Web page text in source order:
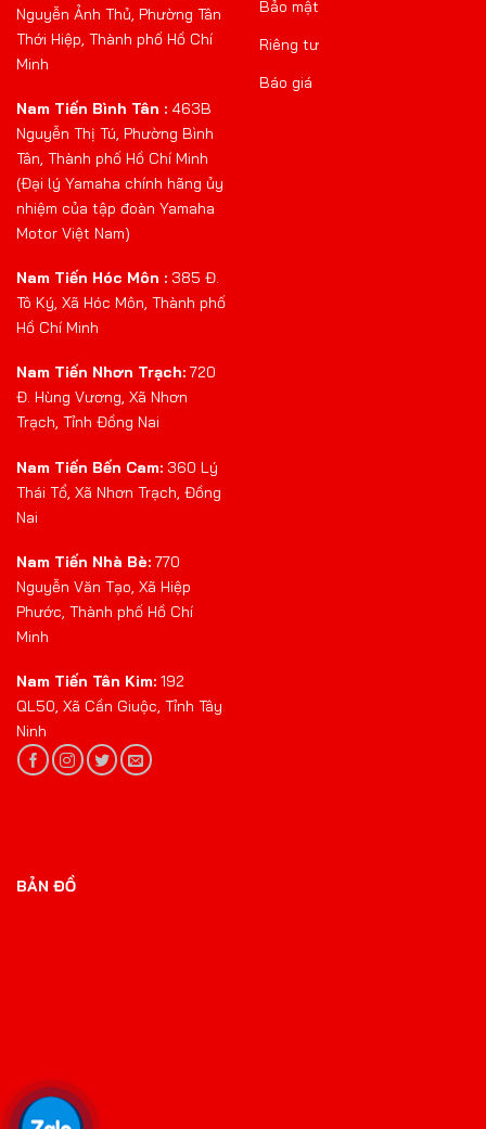
Nguyễn Ảnh Thủ, Phường Tân
Thới Hiệp, Thành phố Hồ Chí
Minh
Nam Tiến Bình Tân : 463B
Nguyễn Thị Tú, Phường Bình
Tân, Thành phố Hồ Chí Minh
(Đại lý Yamaha chính hãng ủy
nhiệm của tập đoàn Yamaha
Motor Việt Nam)
Nam Tiến Hóc Môn : 385 Đ.
Tô Ký, Xã Hóc Môn, Thành phố
Hồ Chí Minh
Nam Tiến Nhơn Trạch: 720
Đ. Hùng Vương, Xã Nhơn
Trạch, Tỉnh Đồng Nai
Nam Tiến Bến Cam: 360 Lý
Thái Tổ, Xã Nhơn Trạch, Đồng
Nai
Nam Tiến Nhà Bè: 770
Nguyễn Văn Tạo, Xã Hiệp
Phước, Thành phố Hồ Chí
Minh
Nam Tiến Tân Kim: 192
QL50, Xã Cần Giuộc, Tỉnh Tây
Ninh
Bảo mật
Riêng tư
Báo giá
BẢN ĐỒ